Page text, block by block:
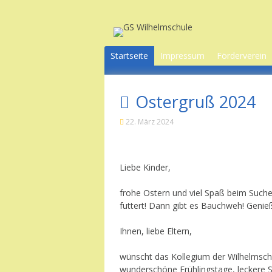
content
Startseite Impressum
Datenschutz
Förderverein
Wir über uns
Unsere Ziele
Kontakt
Ostergruß 2024
22. März 2024
Liebe Kinder,
frohe Ostern und viel Spaß beim
futtert! Dann gibt es Bauchweh!
Ihnen, liebe Eltern,
wünscht das Kollegium der
wunderschöne Frühlingstage, leckere